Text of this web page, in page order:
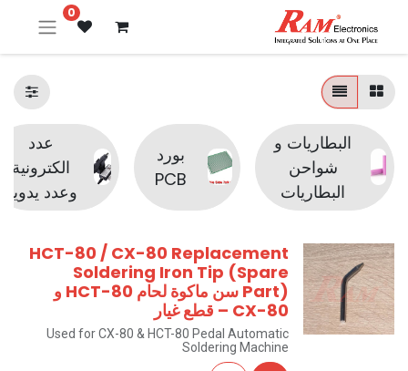
0
البطاريات و
شواحن
البطاريات
بورد
PCB
عدد
الكترونية
وعدد يدوية
HCT-80 / CX-80 Replacement
Soldering Iron Tip (Spare
Part) سن ماكوة لحام HCT-80 و
CX-80 – قطع غيار
Used for CX-80 & HCT-80 Pedal Automatic
Soldering Machine